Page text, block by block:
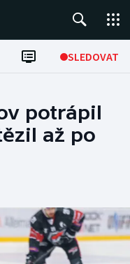
SLEDOVAT
potrápil
až po